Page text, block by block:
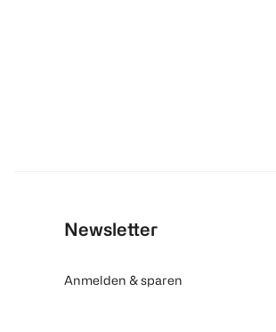
Newsletter
Anmelden & sparen